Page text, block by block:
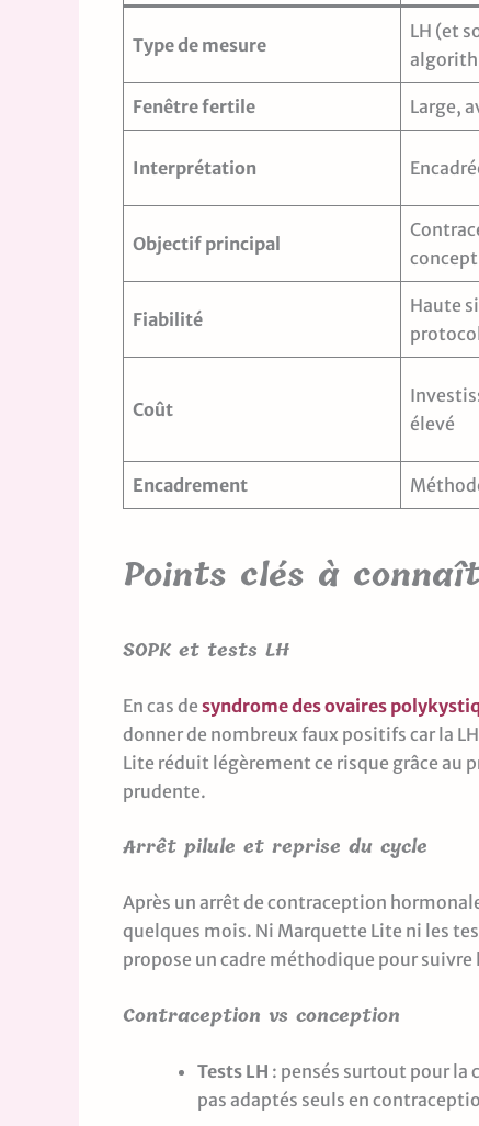
Type de mesure
LH (et
Fenêtre fertile Large,
Interprétation
Objectif principal
Fiabilité
Haute
Coût
élevé
Encadrement
Points clés à
SOPK et tests LH
En cas de syndrome des ovaires
donner de nombreux faux positifs car la
Lite réduit légèrement ce risque grâce
prudente.
Arrêt pilule et reprise du cycle
Après un arrêt de contraception
quelques mois. Ni Marquette Lite ni les
propose un cadre méthodique pour
Contraception vs conception
Tests LH : pensés surtout pour la
pas adaptés seuls en